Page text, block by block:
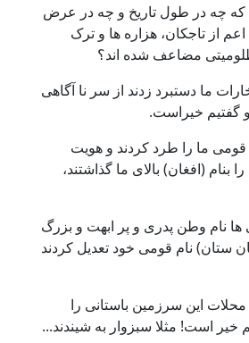
که چه در طول تاریخ و چه در عرض
از تاجکان، هزاره ها و ترک
مضاعف شده اند؟
ما دستبرد زدند از سر نا آگاهی
گفتیم خیراست.
ما را طرد کردند و هویت
بنام (افغان) بالای ما گذاشتند،
ها نام وطن پدری و پر ابهت و بزرگ
ستان) نام قومی خود تعدیل کردند
محلات این سرزمین باستانی را
خیر است! مثلا سبزوار به شیندند...